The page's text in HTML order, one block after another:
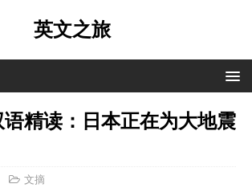
英文之旅
精读：日本正在为大地震
文摘